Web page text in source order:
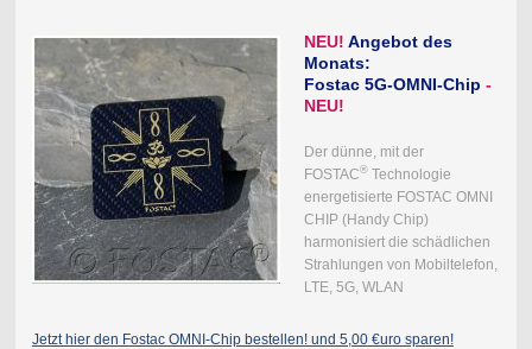
NEU! Angebot des
Monats:
Fostac 5G-OMNI-Chip -
NEU!
Der dünne, mit der
FOSTAC®Technologie
energetisierte FOSTAC OMNI
CHIP (Handy Chip)
harmonisiert die schädlichen
Strahlungen von Mobiltelefon,
LTE, 5G, WLAN
Jetzt hier den Fostac OMNI-Chip bestellen! und 5,00 €uro sparen!